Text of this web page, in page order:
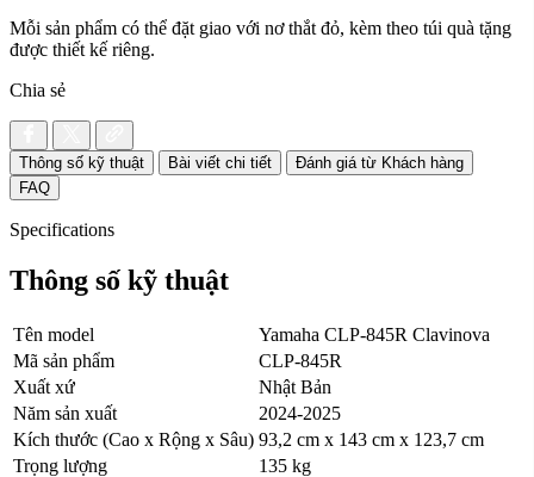
Mỗi sản phẩm có thể đặt giao với nơ thắt đỏ, kèm theo túi quà tặng
được thiết kế riêng.
Chia sẻ
Thông số kỹ thuật Bài viết chi tiết
Đánh giá từ Khách hàng
FAQ
Specifications
Thông số kỹ thuật
Tên model
Yamaha CLP-845R Clavinova
Mã sản phẩm
CLP-845R
Xuất xứ
Nhật Bản
Năm sản xuất
2024-2025
Kích thước (Cao x Rộng x Sâu) 93,2 cm x 143 cm x 123,7 cm
Trọng lượng
135 kg